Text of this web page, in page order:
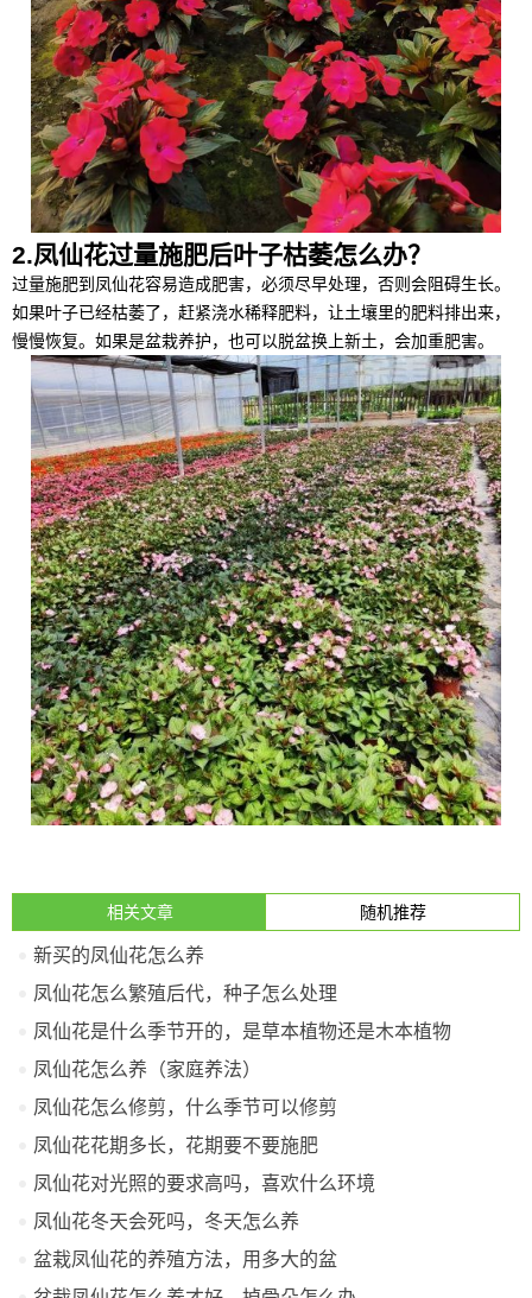
2.凤仙花过量施肥后叶子枯萎怎么办？
过量施肥到凤仙花容易造成肥害，必须尽早处理，否则会阻碍生长。
如果叶子已经枯萎了，赶紧浇水稀释肥料，让土壤里的肥料排出来，
慢慢恢复。如果是盆栽养护，也可以脱盆换上新土，会加重肥害。
相关文章 随机推荐
新买的凤仙花怎么养
凤仙花怎么繁殖后代，种子怎么处理
凤仙花是什么季节开的，是草本植物还是木本植物
凤仙花怎么养（家庭养法）
凤仙花怎么修剪，什么季节可以修剪
凤仙花花期多长，花期要不要施肥
凤仙花对光照的要求高吗，喜欢什么环境
凤仙花冬天会死吗，冬天怎么养
盆栽凤仙花的养殖方法，用多大的盆